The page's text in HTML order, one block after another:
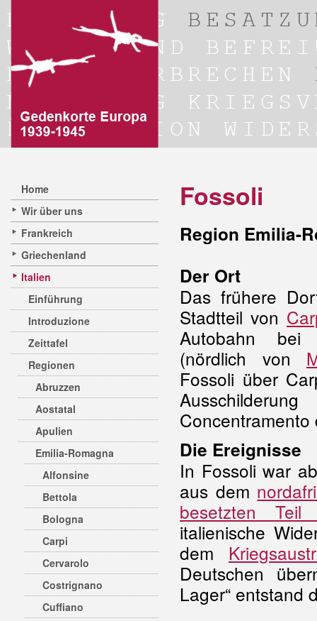
Home
Wir über uns
Frankreich
Griechenland
Italien
Einführung
Introduzione
Zeittafel
Regionen
Abruzzen
Aostatal
Apulien
Emilia-Romagna
Alfonsine
Bettola
Bologna
Carpi
Cervarolo
Costrignano
Cuffiano
Fossoli
Region Emilia-
Der Ort
Das frühere
Stadtteil von
Autobahn
(nördlich von
Fossoli über
Concentramento
Die Ereignisse
In Fossoli war
aus dem
besetzten Teil
italienische
dem
Deutschen
Lager“ entstand